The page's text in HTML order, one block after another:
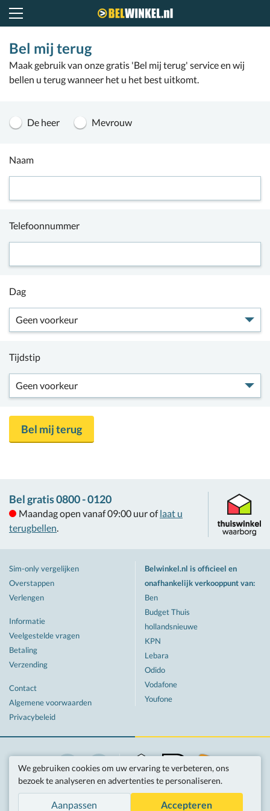
Bel mij terug
Maak gebruik van onze gratis 'Bel mij terug' service en wij
bellen u terug wanneer het u het best uitkomt.
De heer Mevrouw
Naam
Telefoonnummer
Dag
Tijdstip
Bel gratis 0800 - 0120
Maandag open vanaf 09:00 uur of laat u
terugbellen.
Sim-only vergelijken
Overstappen
Verlengen
Informatie
Veelgestelde vragen
Betaling
Verzending
Contact
Algemene voorwaarden
Privacybeleid
Belwinkel.nl is officieel en
onafhankelijk verkooppunt van:
Ben
Budget Thuis
hollandsnieuwe
KPN
Lebara
Odido
Vodafone
Youfone
Twitter Facebook
Hosted by
Tarieven zijn inclusief btw, tenzij anders vermeld.
We gebruiken cookies om uw ervaring te verbeteren, ons
bezoek te analyseren en advertenties te personaliseren.
Aanpassen Accepteren